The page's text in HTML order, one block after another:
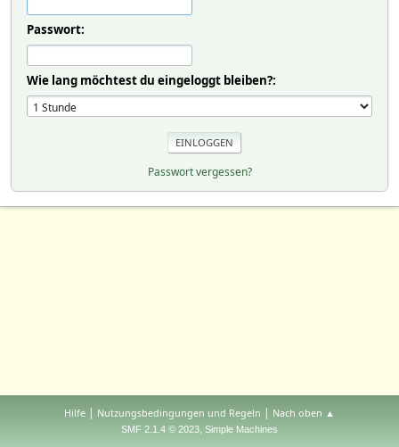
Passwort:
Wie lang möchtest du eingeloggt bleiben?:
Passwort vergessen?
Hilfe | Nutzungsbedingungen und Regeln | Nach oben ▲
SMF 2.1.4 © 2023, Simple Machines